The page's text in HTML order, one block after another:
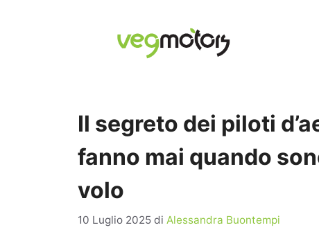
Il segreto dei piloti
fanno mai quando
volo
10 Luglio 2025 di Alessandra Buontempi